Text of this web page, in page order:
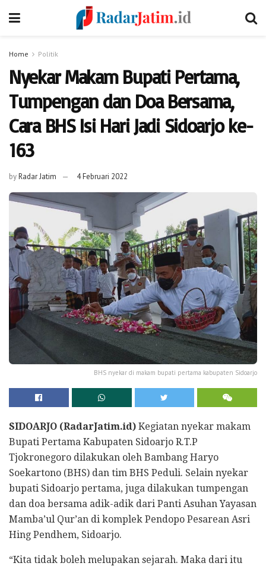
Home Politik
Nyekar Makam Bupati Pertama,
Tumpengan dan Doa Bersama,
Cara BHS Isi Hari Jadi Sidoarjo ke-
163
byRadar Jatim 4 Februari 2022
BHS nyekar di makam bupati pertama kabupaten Sidoarjo
SIDOARJO (RadarJatim.id) Kegiatan nyekar makam
Bupati Pertama Kabupaten Sidoarjo R.T.P
Tjokronegoro dilakukan oleh Bambang Haryo
Soekartono (BHS) dan tim BHS Peduli. Selain nyekar
bupati Sidoarjo pertama, juga dilakukan tumpengan
dan doa bersama adik-adik dari Panti Asuhan Yayasan
Mamba’ul Qur’an di komplek Pendopo Pesarean Asri
Hing Pendhem, Sidoarjo.
“Kita tidak boleh melupakan sejarah. Maka dari itu